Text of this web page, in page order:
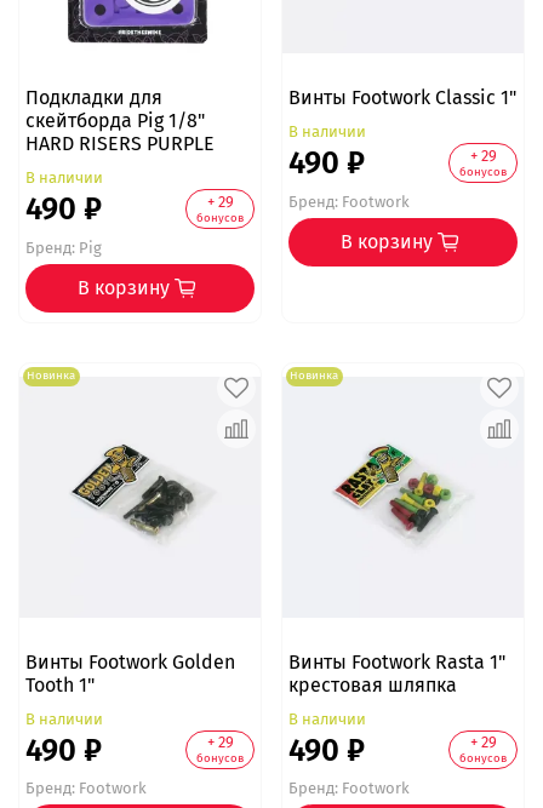
Подкладки для
скейтборда Pig 1/8"
HARD RISERS PURPLE
В наличии
490 ₽ + 29
бонусов
Бренд:Pig
В корзину
Винты Footwork Classic 1"
В наличии
490 ₽ + 29
бонусов
Бренд:Footwork
В корзину
Новинка
Винты Footwork Golden
Tooth 1"
В наличии
490 ₽ + 29
бонусов
Бренд:Footwork
Новинка
Винты Footwork Rasta 1"
крестовая шляпка
В наличии
490 ₽ + 29
бонусов
Бренд:Footwork